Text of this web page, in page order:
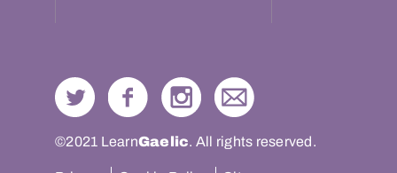
©2021 LearnGaelic. All rights reserved.